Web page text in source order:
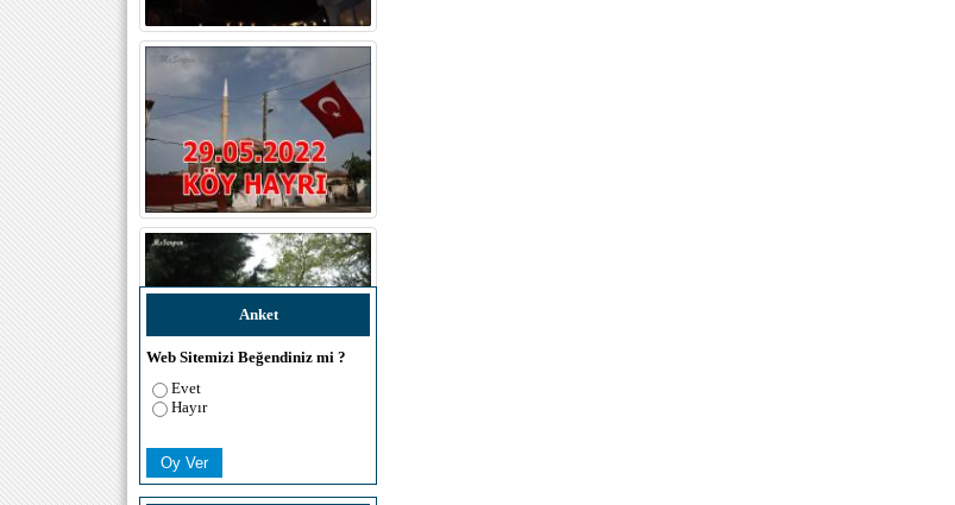
Anket
Web Sitemizi Beğendiniz mi ?
Evet
Hayır